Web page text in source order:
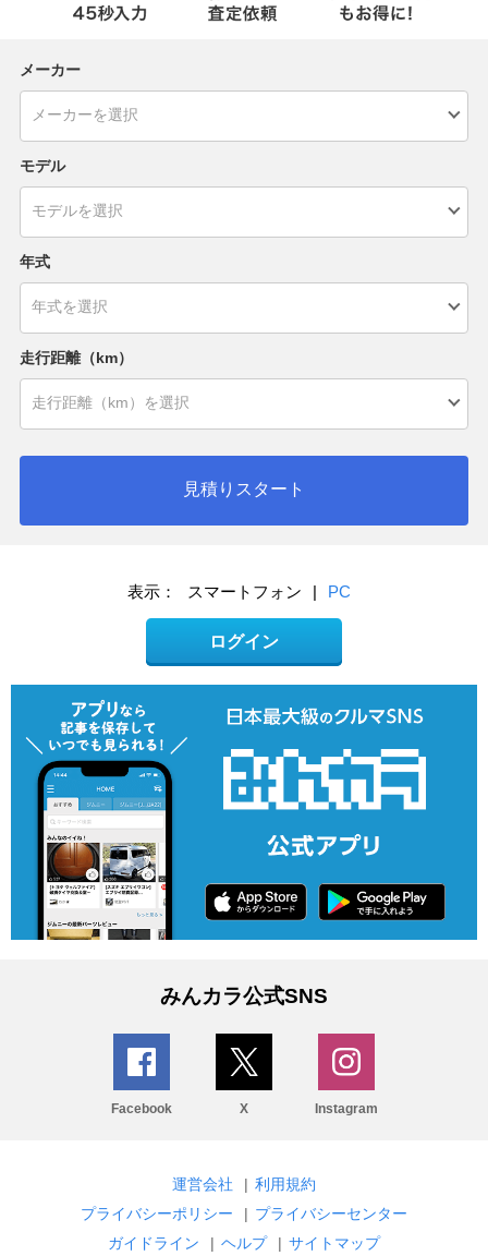
メーカー
モデル
年式
走行距離（km）
見積りスタート
表示： スマートフォン | PC
ログイン
みんカラ公式SNS
Facebook X Instagram
運営会社 | 利用規約
プライバシーポリシー
| プライバシーセンター
ガイドライン
| ヘルプ | サイトマップ